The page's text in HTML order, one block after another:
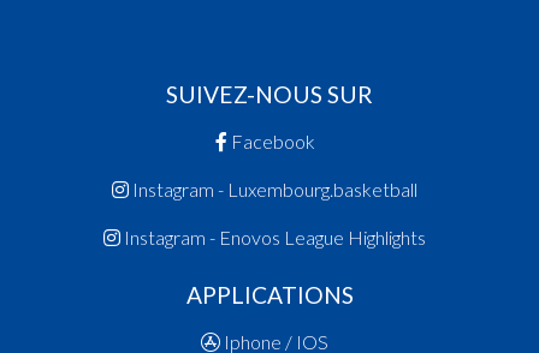
SUIVEZ-NOUS SUR
Facebook
Instagram - Luxembourg.basketball
Instagram - Enovos League Highlights
APPLICATIONS
Iphone / IOS